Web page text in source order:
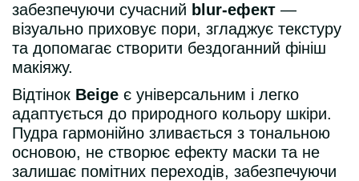
забезпечуючи сучасний blur-ефект —
візуально приховує пори, згладжує текстуру
та допомагає створити бездоганний фініш
макіяжу.
Відтінок Beige є універсальним і легко
адаптується до природного кольору шкіри.
Пудра гармонійно зливається з тональною
основою, не створює ефекту маски та не
залишає помітних переходів, забезпечуючи